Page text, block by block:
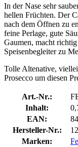
In der Nase sehr
hellen Früchten. Der
nach dem Öffnen zu
feine Perlage, gute
Gaumen, macht
Speisenbegleiter zu
Tolle Altenative,
Prosecco um diesen
Art.-Nr.:
Inhalt:
EAN:
Hersteller-Nr.:
Marken: